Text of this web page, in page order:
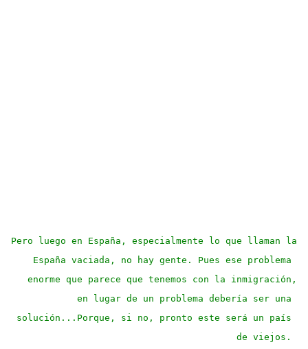
Pero luego en España, especialmente lo que llaman la
España vaciada, no hay gente. Pues ese problema
enorme que parece que tenemos con la inmigración,
solución...Porque, si no, pronto este será un país
de viejos.